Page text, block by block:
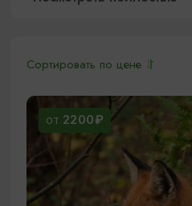
Сортировать по цене
ОТ 2200₽